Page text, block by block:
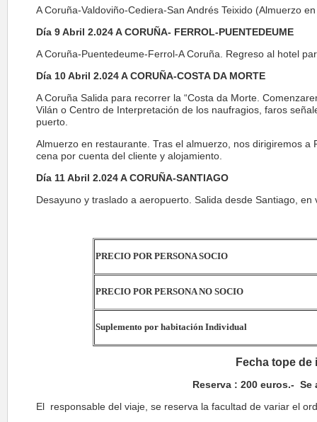
A Coruña-Valdoviño-Cediera-San Andrés Teixido (Almuerzo
Día 9 Abril 2.024 A CORUÑA- FERROL-PUENTEDEUME
A Coruña-Puentedeume-Ferrol-A Coruña. Regreso al hotel
Día 10 Abril 2.024 A CORUÑA-COSTA DA MORTE
A Coruña Salida para recorrer la “Costa da Morte.
Vilán o Centro de Interpretación de los naufragios, faros
puerto.
Almuerzo en restaurante. Tras el almuerzo, nos dirigiremos
cena por cuenta del cliente y alojamiento.
Día 11 Abril 2.024 A CORUÑA-SANTIAGO
Desayuno y traslado a aeropuerto. Salida desde Santiago,
PRECIO POR PERSONA SOCIO
PRECIO POR PERSONA NO SOCIO
Suplemento por habitación Individual
Fecha tope
Reserva : 200 euros.- Se
El responsable del viaje, se reserva la facultad de variar el